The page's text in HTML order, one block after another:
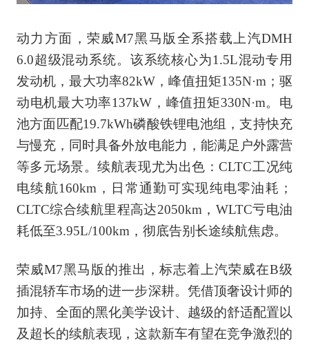
动力方面，荣威M7黑马版全系搭载上汽DMH
6.0超级混动系统。该系统核心为1.5L混动专用
发动机，最大功率82kW，峰值扭矩135N·m；驱
动电机最大功率137kW，峰值扭矩330N·m。电
池方面匹配19.7kWh磷酸铁锂电池组，支持快充
与慢充，同时具备外放电能力，能满足户外露营
等多元场景。续航表现尤为出色：CLTC工况纯
电续航160km，日常通勤可实现纯电零油耗；
CLTC综合续航里程高达2050km，WLTC亏电油
耗低至3.95L/100km，彻底告别长途续航焦虑。
荣威M7黑马版的推出，标志着上汽荣威在B级
插混轿车市场的进一步深耕。凭借顶奢设计师的
加持、全面的黑化美学设计、越级的舒适配置以
及超长的续航表现，这款新车有望在竞争激烈的